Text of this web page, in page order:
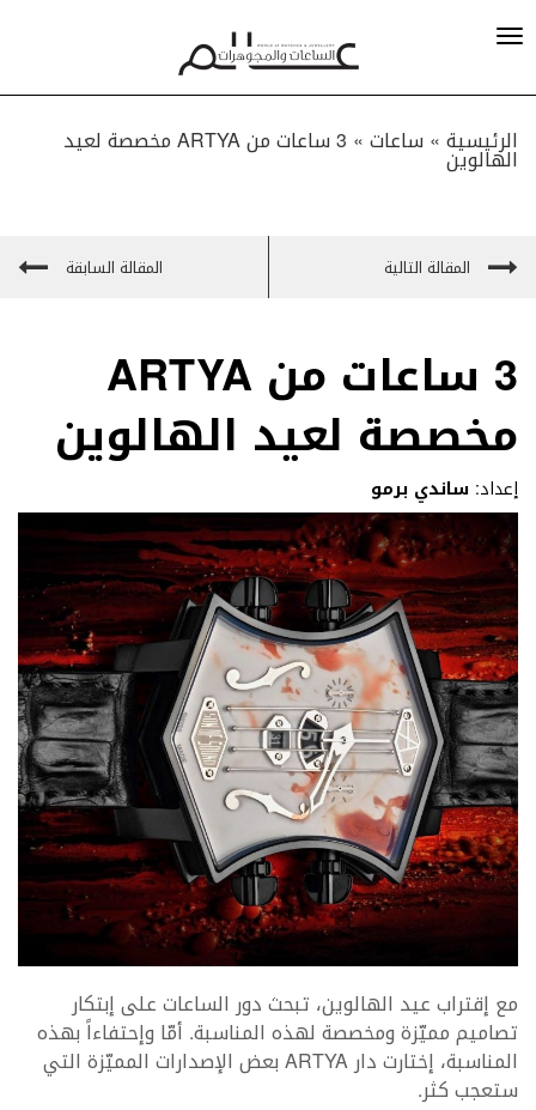
الرئيسية » ساعات» 3 ساعات من ARTYA مخصصة لعيد
الهالوين
المقالة التالية المقالة السابقة
3 ساعات من ARTYA
مخصصة لعيد الهالوين
إعداد: ساندي برمو
مع إقتراب عيد الهالوين، تبحث دور الساعات على إبتكار
تصاميم مميّزة ومخصصة لهذه المناسبة. أمّا وإحتفاءاً بهذه
المناسبة، إختارت دار ARTYAبعض الإصدارات المميّزة التي
ستعجب كثر.